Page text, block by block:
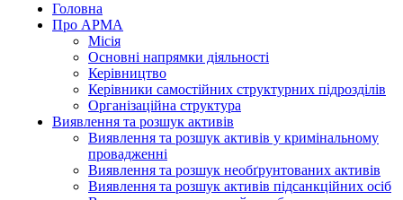
Головна
Про АРМА
Місія
Основні напрямки діяльності
Керівництво
Керівники самостійних структурних підрозділів
Організаційна структура
Виявлення та розшук активів
Виявлення та розшук активів у кримінальному
провадженні
Виявлення та розшук необґрунтованих активів
Виявлення та розшук активів підсанкційних осіб